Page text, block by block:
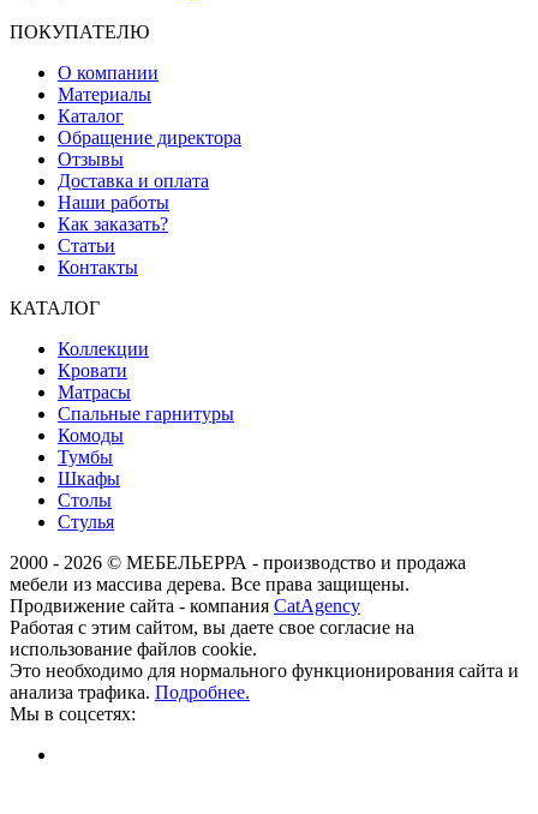
ПОКУПАТЕЛЮ
О компании
Материалы
Каталог
Обращение директора
Отзывы
Доставка и оплата
Наши работы
Как заказать?
Статьи
Контакты
КАТАЛОГ
Коллекции
Кровати
Матрасы
Спальные гарнитуры
Комоды
Тумбы
Шкафы
Столы
Стулья
2000 - 2026 © МЕБЕЛЬЕРРА - производство и продажа
мебели из массива дерева. Все права защищены.
Продвижение сайта - компания CatAgency
Работая с этим сайтом, вы даете свое согласие на
использование файлов cookie.
Это необходимо для нормального функционирования сайта и
анализа трафика. Подробнее.
Мы в соцсетях: